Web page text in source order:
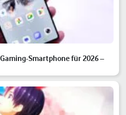
Gaming-Smartphone für 2026 –